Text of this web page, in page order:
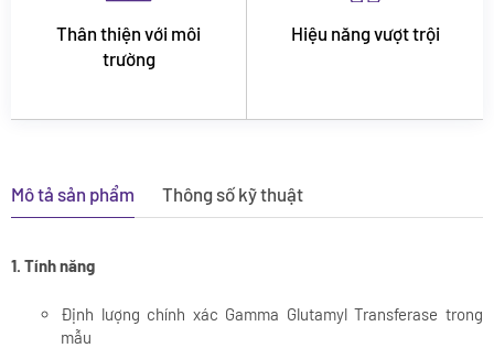
Thân thiện với môi
trường
Hiệu năng vượt trội
Mô tả sản phẩm Thông số kỹ thuật
1. Tính năng
Định lượng chính xác Gamma Glutamyl Transferase trong
mẫu